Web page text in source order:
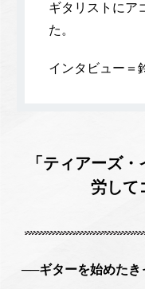
ギタリストにア
た。
インタビュー
「ティアーズ
労して
──ギターを始めたき